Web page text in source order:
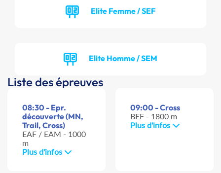
Elite Femme / SEF
Elite Homme / SEM
Liste des épreuves
08:30 - Epr.
découverte (MN,
Trail, Cross)
EAF / EAM - 1000
m
Plus d'infos
09:00 - Cross
BEF - 1800 m
Plus d'infos